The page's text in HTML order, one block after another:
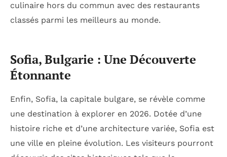
culinaire hors du commun avec des restaurants
classés parmi les meilleurs au monde.
Sofia, Bulgarie : Une Découverte
Étonnante
Enfin, Sofia, la capitale bulgare, se révèle comme
une destination à explorer en 2026. Dotée d’une
histoire riche et d’une architecture variée, Sofia est
une ville en pleine évolution. Les visiteurs pourront